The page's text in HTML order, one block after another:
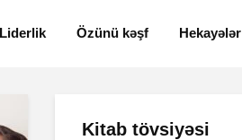
Liderlik Özünü kəşf Hekayələr
Kitab tövsiyəsi